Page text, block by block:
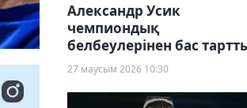
Александр Усик
чемпиондық
белбеулерінен бас
27 маусым 2026 10:30